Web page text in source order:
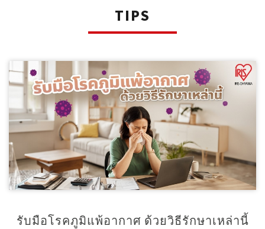
TIPS
รับมือโรคภูมิแพ้อากาศ ด้วยวิธีรักษาเหล่านี้